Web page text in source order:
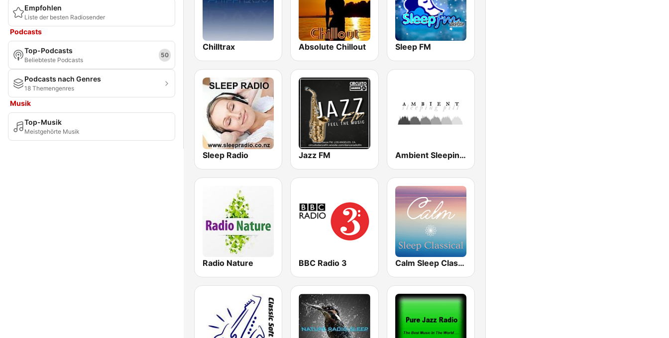
Empfohlen
Liste der besten Radiosender
Podcasts
Top-Podcasts
Beliebteste Podcasts
50
Podcasts nach Genres
18 Themengenres
Musik
Top-Musik
Meistgehörte Musik
Chilltrax Absolute Chillout Sleep FM
Sleep Radio Jazz FM Ambient Sleeping Pill
Radio Nature BBC Radio 3 Calm Sleep Classical